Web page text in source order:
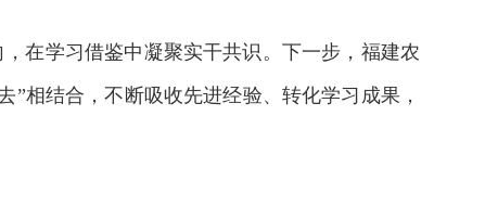
在学习借鉴中凝聚实干共识。下一步，福建农
”相结合，不断吸收先进经验、转化学习成果，